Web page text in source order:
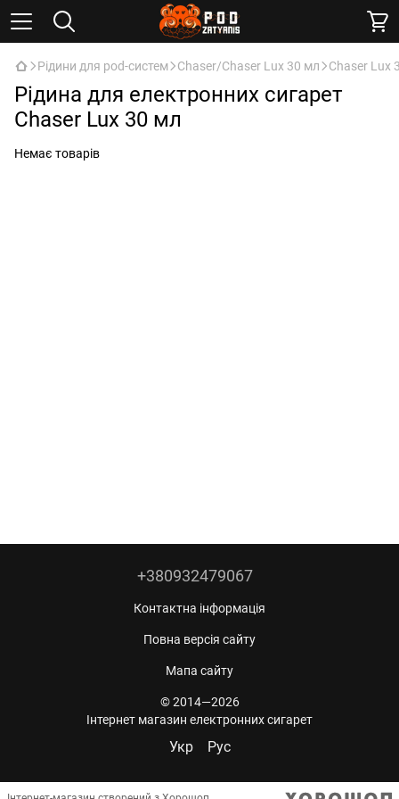
Рідини для pod-систем Chaser/Chaser Lux 30 мл Chaser Lux
Рідина для електронних сигарет
Chaser Lux 30 мл
Немає товарів
+380932479067
Контактна інформація
Повна версія сайту
Мапа сайту
© 2014—2026
Інтернет магазин електронних сигарет
Укр Рус